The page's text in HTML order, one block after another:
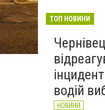
НОВИНИ
Вчора
ТОП НОВИНИ
водій
НОВИНИ